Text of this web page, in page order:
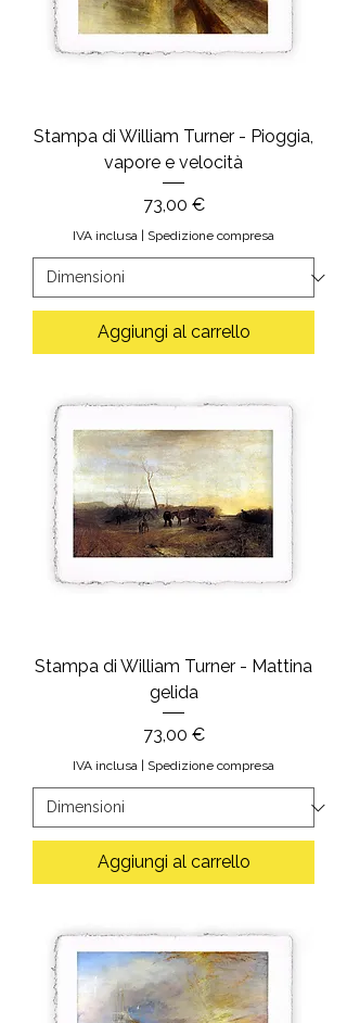
Stampa di William Turner - Pioggia,
vapore e velocità
Prezzo
73,00 €
IVA inclusa Spedizione compresa
Aggiungi al carrello
Stampa di William Turner - Mattina
gelida
Prezzo
73,00 €
IVA inclusa Spedizione compresa
Aggiungi al carrello